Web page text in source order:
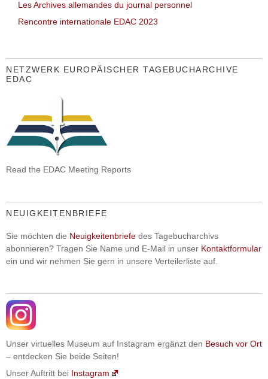
Les Archives allemandes du journal personnel
Rencontre internationale EDAC 2023
NETZWERK EUROPÄISCHER TAGEBUCHARCHIVE
EDAC
Read the EDAC Meeting Reports
NEUIGKEITENBRIEFE
Sie möchten die Neuigkeitenbriefe des Tagebucharchivs
abonnieren? Tragen Sie Name und E-Mail in unser Kontaktformular
ein und wir nehmen Sie gern in unsere Verteilerliste auf.
Unser virtuelles Museum auf Instagram ergänzt den Besuch vor Ort
– entdecken Sie beide Seiten!
Unser Auftritt bei Instagram